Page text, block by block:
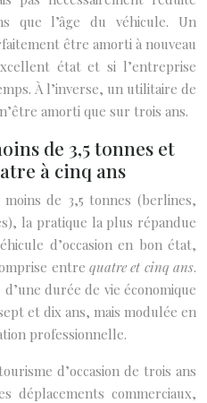
que l’âge du véhicule. Un
être amorti à nouveau
état et si l’entreprise
À l’inverse, un utilitaire de
amorti que sur trois ans.
de 3,5 tonnes et
à cinq ans
de 3,5 tonnes (berlines,
la pratique la plus répandue
d’occasion en bon état,
entre quatre et cinq ans.
durée de vie économique
et dix ans, mais modulée en
professionnelle.
d’occasion de trois ans
déplacements commerciaux,